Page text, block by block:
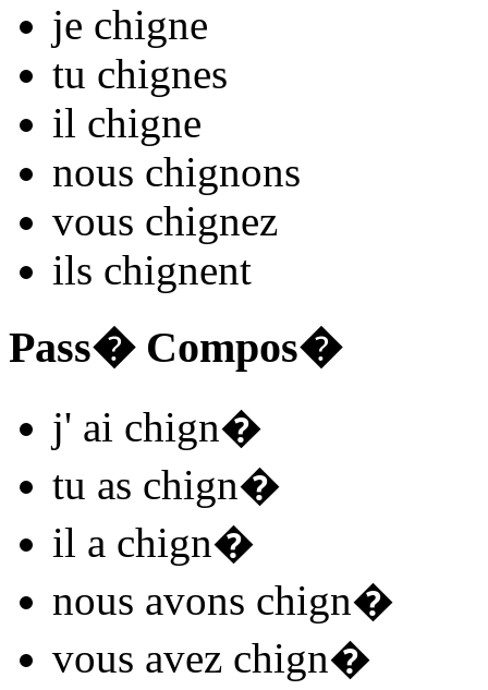
je chigne
tu chignes
il chigne
nous chignons
vous chignez
ils chignent
Pass� Compos�
j' ai chign�
tu as chign�
il a chign�
nous avons chign�
vous avez chign�